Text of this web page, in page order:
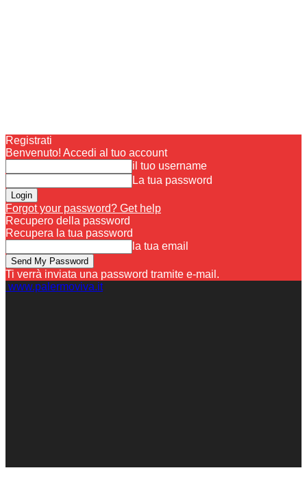
Registrati
Benvenuto! Accedi al tuo account
il tuo username
La tua password
Forgot your password? Get help
Recupero della password
Recupera la tua password
la tua email
Ti verrà inviata una password tramite e-mail.
www.palermoviva.it